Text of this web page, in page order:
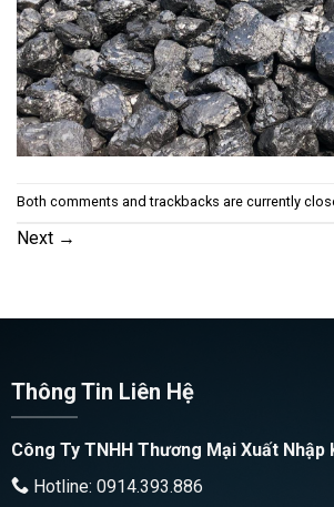
Both comments and trackbacks are currently
Next →
Thông Tin Liên Hệ
Công Ty TNHH Thương Mại Xuất Nhập
Hotline: 0914.393.886